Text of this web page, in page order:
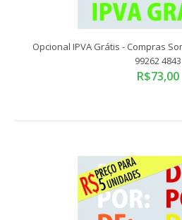
Opcional Diesel - Compras
4843
R$43,00
Compras somente pelo
Padrão: 35x9 cmADESIVO
Opcional IPVA Grátis - Compras
99262 4843
R$73,00